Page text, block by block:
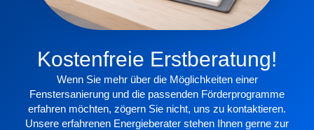
Kostenfreie Erstberatung!
Wenn Sie mehr über die Möglichkeiten einer
Fenstersanierung und die passenden Förderprogramme
erfahren möchten, zögern Sie nicht, uns zu kontaktieren.
Unsere erfahrenen Energieberater stehen Ihnen gerne zur